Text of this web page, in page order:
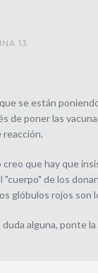
13
se están
de poner las
reacción.
creo que hay que
"cuerpo" de los
glóbulos rojos son
duda alguna, ponte